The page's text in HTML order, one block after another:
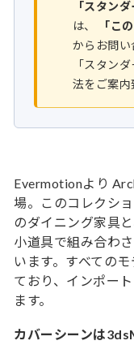
「スタン
は、
「こ
からお問い
「スタン
法をご案内
Evermotionより
場。このコレクシ
のダイニング家具
小道具で組み合わ
います。すべての
ており、インポー
ます。
カバーシーンは